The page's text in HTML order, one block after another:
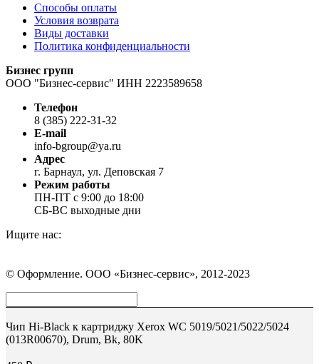
Способы оплаты
Условия возврата
Виды доставки
Политика конфиденциальности
Бизнес групп
ООО "Бизнес-сервис" ИНН 2223589658
Телефон
8 (385) 222-31-32
E-mail
info-bgroup@ya.ru
Адрес
г. Барнаул, ул. Деповская 7
Режим работы
ПН-ПТ с 9:00 до 18:00
СБ-ВС выходные дни
Ищите нас:
Вконтакте
открывается
в
новом
окне
WhatsApp
открывается
в
новом
окне
Telegram
открывается
в
новом
окне
© Оформление. ООО «Бизнес-сервис», 2012-2023
Чип Hi-Black к картриджу Xerox WC 5019/5021/5022/5024
(013R00670), Drum, Bk, 80K